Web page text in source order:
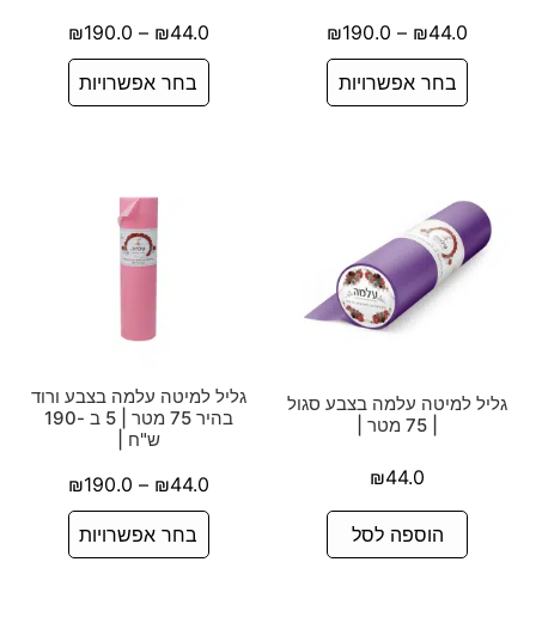
₪44.0
–
₪190.0
בחר אפשרויות
₪44.0
–
₪190.0
בחר אפשרויות
גליל למיטה עלמה בצבע סגול
₪44.0
הוספה לסל
גליל למיטה עלמה בצבע ורוד
בהיר 75 מטר | 5 ב -190
ש"ח |
₪44.0
–
₪190.0
בחר אפשרויות